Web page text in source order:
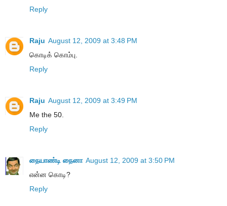
Reply
Raju August 12, 2009 at 3:48 PM
கொடிக் கொம்பு.
Reply
Raju August 12, 2009 at 3:49 PM
Me the 50.
Reply
நையாண்டி நைனா August 12, 2009 at 3:50 PM
என்ன கொடி?
Reply